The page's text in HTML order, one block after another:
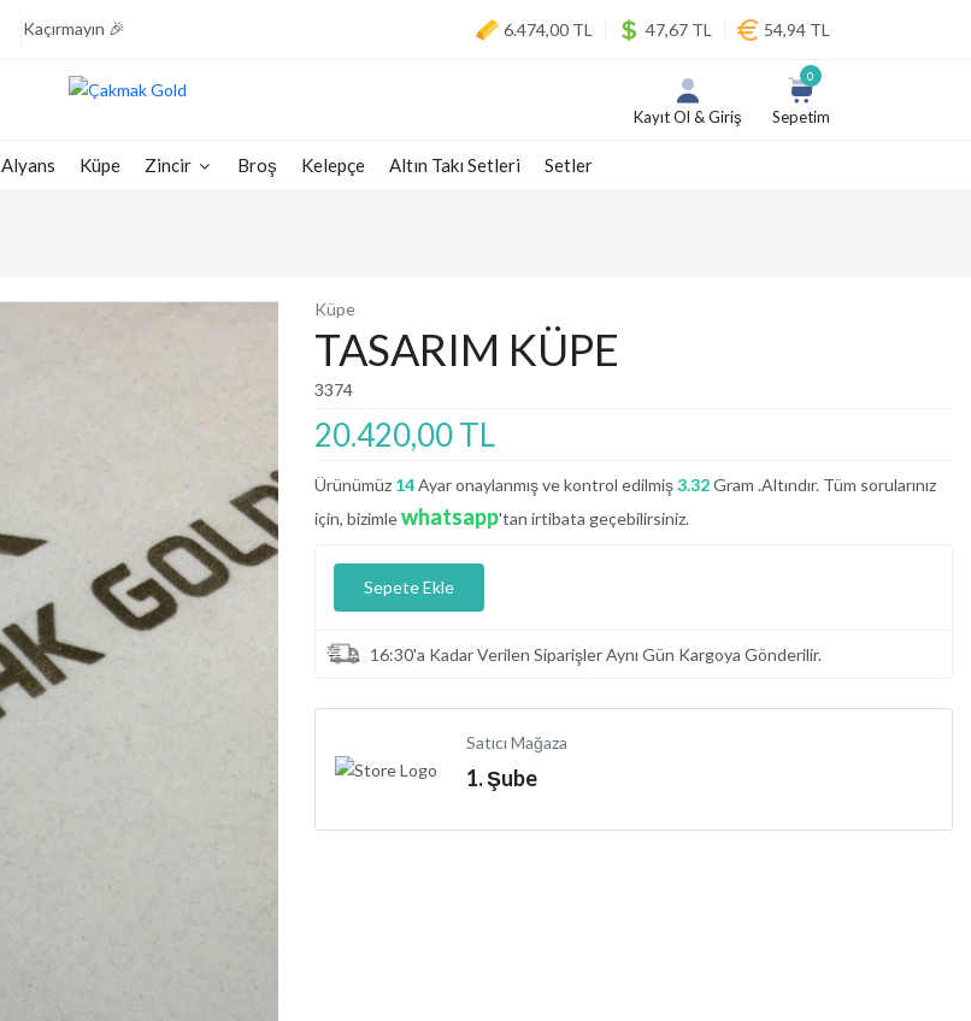
Kaçırmayın 🎉
Sizlerle 💎
💠 Pırlantanın Büyülü Parıltısı, Yarı Fiyata Sizi Bekliyor
🎉 Işıltının Zarafeti, Fiyatlarla Yarışıyor Fırsatı
🧚🏻‍♀️ Göz Kamaştıran Pırlantalarda Fiyatların
💠 Pırlantanın Büyülü Parıltısı, Yarı Fiyata Sizi Bekliyor
💕 Göz Kamaştıran Pırlanta Ürünlerde %50 İndirim 💕
6.474,00 TL 47,67 TL 54,94 TL
Kayıt Ol & Giriş Sepetim
0
Alyans Küpe Zincir Broş Kelepçe Altın Takı Setleri Setler
Küpe
TASARIM KÜPE
3374
20.420,00 TL
Ürünümüz 14Ayar onaylanmış ve kontrol edilmiş3.32Gram .Altındır. Tüm sorularınız
için, bizimlewhatsapp'tan irtibata geçebilirsiniz.
Sepete Ekle
16:30'a Kadar Verilen Siparişler Aynı Gün Kargoya Gönderilir.
Satıcı Mağaza
1. Şube